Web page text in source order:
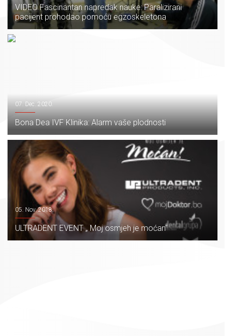
VIDEO Fascinantan napredak nauke: Paralizirani
pacijent prohodao pomoću egzoskeletona
07. Dec. 2020.
Bona Dea IVF Klinika: Alarm vaše plodnosti
05. Nov. 2018.
ULTRADENT EVENT „ Moj osmjeh je moćan“